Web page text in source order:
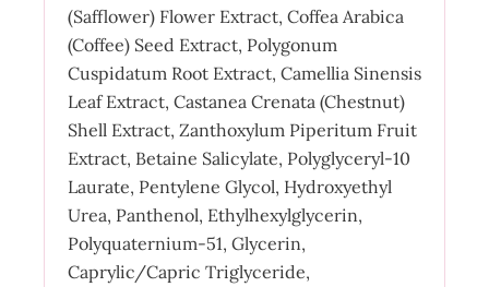
(Safflower) Flower Extract, Coffea Arabica
(Coffee) Seed Extract, Polygonum
Cuspidatum Root Extract, Camellia Sinensis
Leaf Extract, Castanea Crenata (Chestnut)
Shell Extract, Zanthoxylum Piperitum Fruit
Extract, Betaine Salicylate, Polyglyceryl-10
Laurate, Pentylene Glycol, Hydroxyethyl
Urea, Panthenol, Ethylhexylglycerin,
Polyquaternium-51, Glycerin,
Caprylic/Capric Triglyceride,